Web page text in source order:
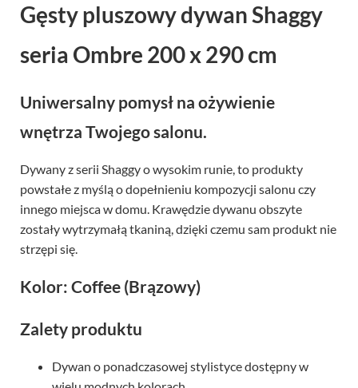
Gęsty pluszowy dywan Shaggy
seria Ombre 200 x 290 cm
Uniwersalny pomysł na ożywienie
wnętrza Twojego salonu.
Dywany z serii Shaggy o wysokim runie, to produkty
powstałe z myślą o dopełnieniu kompozycji salonu czy
innego miejsca w domu. Krawędzie dywanu obszyte
zostały wytrzymałą tkaniną, dzięki czemu sam produkt nie
strzępi się.
Kolor: Coffee (Brązowy)
Zalety produktu
Dywan o ponadczasowej stylistyce dostępny w